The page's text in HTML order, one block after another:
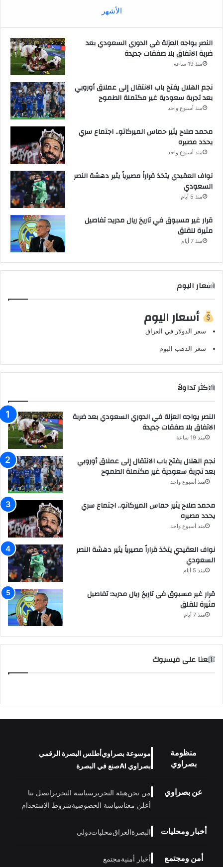
الأشهر
النصر يواجه العزلة في الدوري السعودي بعد
ضربة الاتفاق بلا صفقات جديدة
منذ 19 ساعة
نجم الهلال يفتح باب الانتقال إلى عملاق أوروبي
بعد تجربة سعودية غير مكتملة الطموح
منذ أسبوع واحد
محمد صلاح يثير حماس الميركاتو.. اجتماع سري
يحدد مصيره
منذ أسبوع واحد
نواف العقيدي يتخذ قراراً مصيرياً يثير دهشة النصر
السعودي
منذ 5 أيام
قرار غير مسبوق في تاريخ ريال مدريد: تفاصيل
مثيرة للقلق
منذ 7 أيام
اسعار اليوم
أسعار اليوم
سعر الدولار في العراق
سعر الذهب اليوم
الاكثر تداولاً
النصر يواجه العزلة في الدوري السعودي بعد ضربة
الاتفاق بلا صفقات جديدة
منذ 19 ساعة
نجم الهلال يفتح باب الانتقال إلى عملاق أوروبي
بعد تجربة سعودية غير مكتملة الطموح
منذ أسبوع واحد
محمد صلاح يثير حماس الميركاتو.. اجتماع سري
يحدد مصيره
منذ أسبوع واحد
نواف العقيدي يتخذ قراراً مصيرياً يثير دهشة النصر
السعودي
منذ 5 أيام
قرار غير مسبوق في تاريخ ريال مدريد: تفاصيل
مثيرة للقلق
منذ 7 أيام
تابعنا على فيسبوك
منظومة
بصراوي
موسوعة بصراويأطلس البصرة الرقمي
بصراوي AI
صنع في البصرة
عن بصراوي من نحنهيئة التحرير سياسة التحرير اتصل بنا
أعلن معناسياسة الخصوصيةشروط الاستخدام
أخبار ومحليات البصرةالعراقمحلياتدولي
أمن ومجتمع أخبار أمنيةمجتمع